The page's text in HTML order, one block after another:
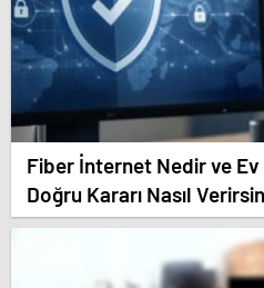
Fiber İnternet Nedir ve
Doğru Kararı Nasıl